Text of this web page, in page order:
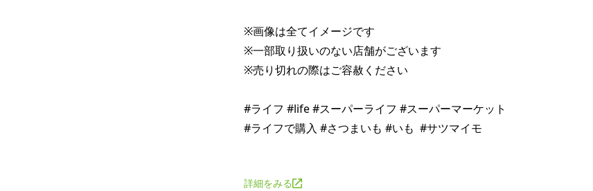
※画像は全てイメージです
※一部取り扱いのない店舗がございます
※売り切れの際はご容赦ください
#ライフ #life #スーパーライフ #スーパーマーケット
#ライフで購入 #さつまいも #いも  #サツマイモ
詳細をみる